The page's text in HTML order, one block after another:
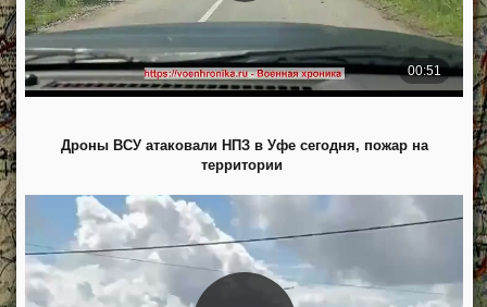
Дроны ВСУ атаковали НПЗ в Уфе сегодня, пожар на
территории